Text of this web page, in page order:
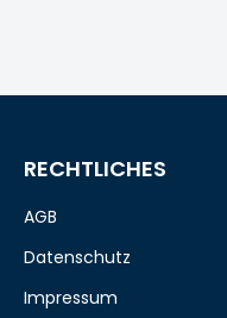
RECHTLICHES
AGB
Datenschutz
Impressum